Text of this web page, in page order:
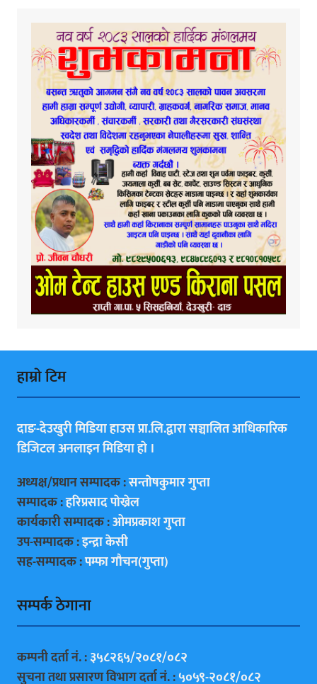
हाम्राे टिम
दाङ-देउखुरी मिडिया हाउस प्रा.लि.द्वारा सञ्चालित आधिकारिक
डिजिटल अनलाइन मिडिया हाे ।
अध्यक्ष/प्रधान सम्पादक :सन्ताेषकुमार गुप्ता
सम्पादक :हरिप्रसाद पाेख्रेल
कार्यकारी सम्पादक :ओमप्रकाश गुप्ता
उप-सम्पादक :इन्द्रा केसी
सह-सम्पादक :पम्फा गाैचन(गुप्ता)
सम्पर्क ठेगाना
कम्पनी दर्ता नं. :३५८२६५/२०८१/०८२
सुचना तथा प्रसारण विभाग दर्ता नं. :५०५९-२०८१/०८२